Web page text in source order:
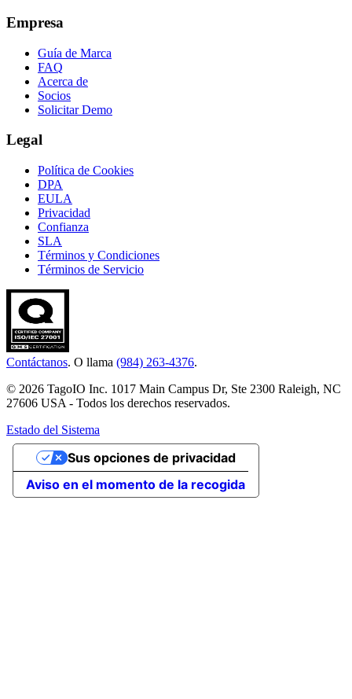
Empresa
Guía de Marca
FAQ
Acerca de
Socios
Solicitar Demo
Legal
Política de Cookies
DPA
EULA
Privacidad
Confianza
SLA
Términos y Condiciones
Términos de Servicio
Contáctanos. O llama (984) 263-4376.
© 2026 TagoIO Inc. 1017 Main Campus Dr, Ste 2300 Raleigh, NC
27606 USA - Todos los derechos reservados.
Estado del Sistema
Aviso en el momento de la recogida
Sus opciones de privacidad